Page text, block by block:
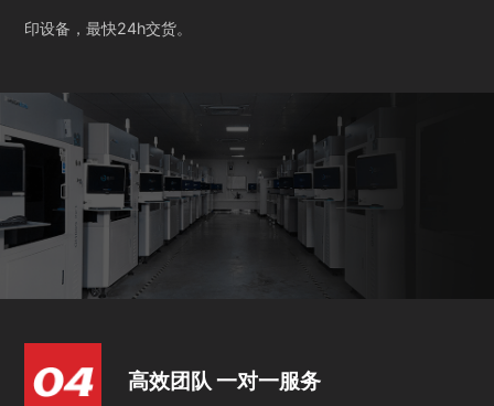
印设备，最快24h交货。
高效团队 一对一服务